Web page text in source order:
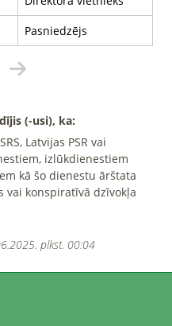
Pasniedzējs
(-usi), ka:
Latvijas PSR vai
izlūkdienestiem
kā šo dienestu ārštata
vai konspiratīvā dzīvokļa
plkst. 00:04